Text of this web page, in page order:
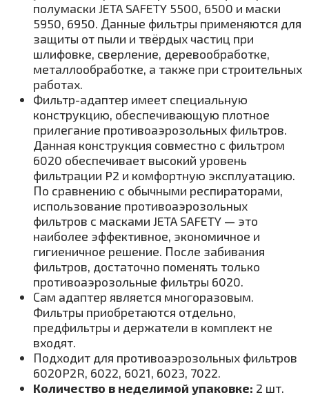
полумаски JETA SAFETY 5500, 6500 и маски
5950, 6950. Данные фильтры применяются для
защиты от пыли и твёрдых частиц при
шлифовке, сверление, деревообработке,
металлообработке, а также при строительных
работах.
Фильтр-адаптер имеет специальную
конструкцию, обеспечивающую плотное
прилегание противоаэрозольных фильтров.
Данная конструкция совместно с фильтром
6020 обеспечивает высокий уровень
фильтрации P2 и комфортную эксплуатацию.
По сравнению с обычными респираторами,
использование противоаэрозольных
фильтров с масками JETA SAFETY — это
наиболее эффективное, экономичное и
гигиеничное решение. После забивания
фильтров, достаточно поменять только
противоаэрозольные фильтры 6020.
Сам адаптер является многоразовым.
Фильтры приобретаются отдельно,
предфильтры и держатели в комплект не
входят.
Подходит для противоаэрозольных фильтров
6020P2R, 6022, 6021, 6023, 7022.
Количество в неделимой упаковке: 2 шт.